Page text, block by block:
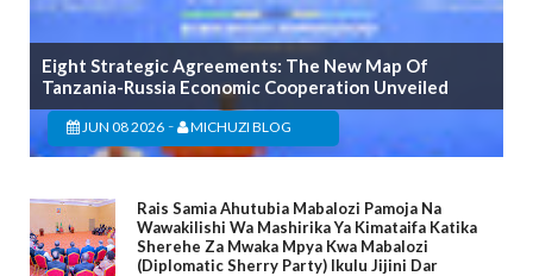
Eight Strategic Agreements: The New Map Of
Tanzania-Russia Economic Cooperation Unveiled
JUN 08 2026 - MICHUZI BLOG
Rais Samia Ahutubia Mabalozi Pamoja Na
Wawakilishi Wa Mashirika Ya Kimataifa Katika
Sherehe Za Mwaka Mpya Kwa Mabalozi
(Diplomatic Sherry Party) Ikulu Jijini Dar